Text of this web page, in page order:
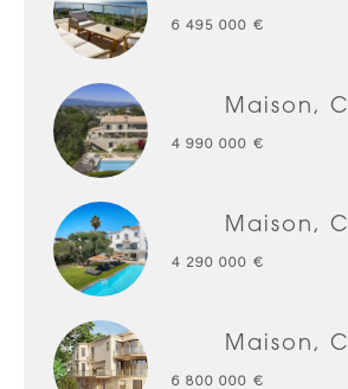
6 495 000 €
Maison,
4 990 000 €
Maison,
4 290 000 €
Maison,
6 800 000 €